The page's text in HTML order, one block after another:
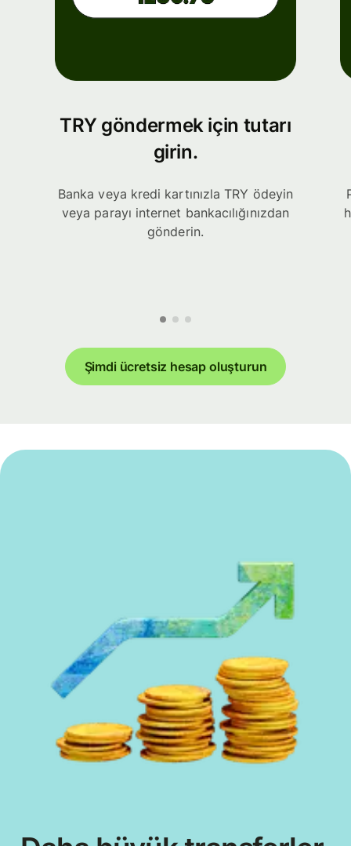
TRY göndermek için tutarı
girin.
Banka veya kredi kartınızla TRY ödeyin
veya parayı internet bankacılığınızdan
gönderin.
Şimdi ücretsiz hesap oluşturun